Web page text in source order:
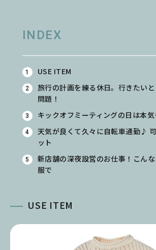
INDEX
USE ITEM
旅行の計画を練る休日。行きたい
問題！
キックオフミーティングの日は本
天気が良くて久々に自転車通勤♪
ット
新店舗の深夜設営のお仕事！こん
服で
USE ITEM